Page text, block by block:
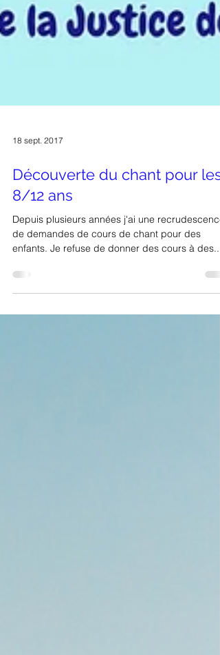
18 sept. 2017
Découverte du chant pour les
8/12 ans
Depuis plusieurs années j'ai une recrudescence
de demandes de cours de chant pour des